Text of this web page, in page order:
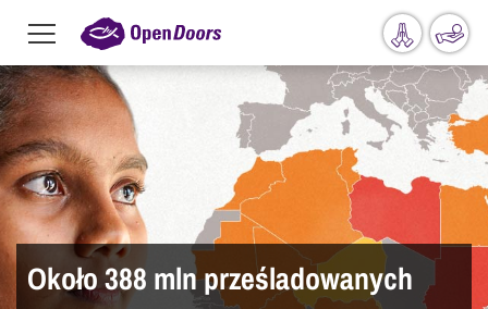
Przejdź do treści
Menu
toggle
Około 388 mln prześladowanych